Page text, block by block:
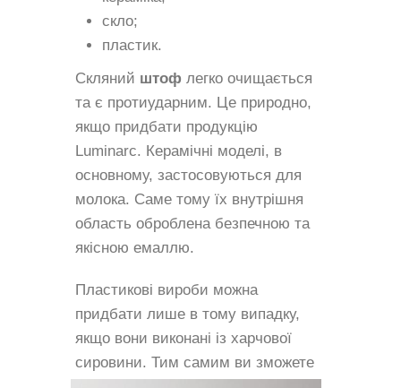
скло;
пластик.
Скляний штоф легко очищається
та є протиударним. Це природно,
якщо придбати продукцію
Luminarc. Керамічні моделі, в
основному, застосовуються для
молока. Саме тому їх внутрішня
область оброблена безпечною та
якісною емаллю.
Пластикові вироби можна
придбати лише в тому випадку,
якщо вони виконані із харчової
сировини. Тим самим ви зможете